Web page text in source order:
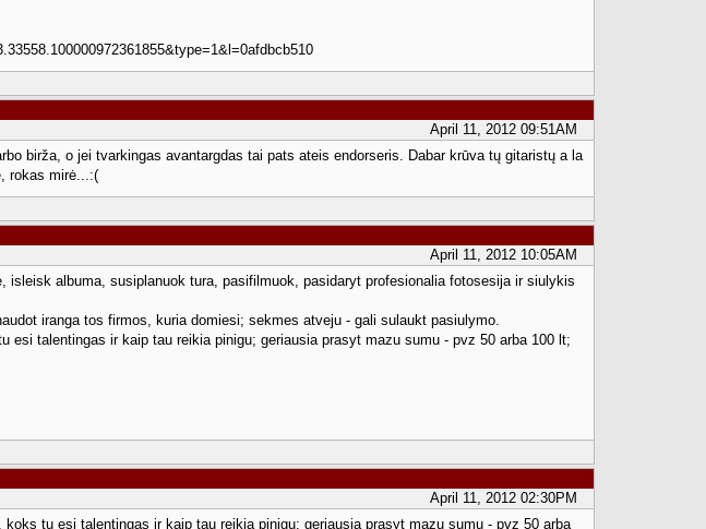
April 11, 2012 09:51AM
birža, o jei tvarkingas avantargdas tai pats ateis endorseris. Dabar krūva tų gitaristų a la
rokas mirė...:(
April 11, 2012 10:05AM
albuma, susiplanuok tura, pasifilmuok, pasidaryt profesionalia fotosesija ir siulykis
iranga tos firmos, kuria domiesi; sekmes atveju - gali sulaukt pasiulymo.
talentingas ir kaip tau reikia pinigu; geriausia prasyt mazu sumu - pvz 50 arba 100 lt;
April 11, 2012 02:30PM
tu esi talentingas ir kaip tau reikia pinigu; geriausia prasyt mazu sumu - pvz 50 arba